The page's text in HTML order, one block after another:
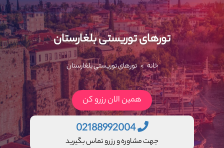
تورهای توریستی بلغارستان
خانه > تورهای توریستی بلغارستان
همین الان رزرو کن
02188992004
جهت مشاوره و رزرو تماس بگیرید